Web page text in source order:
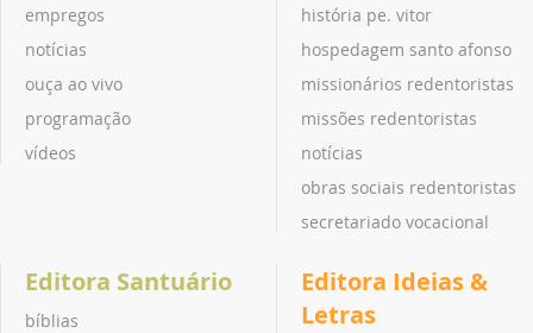
empregos
notícias
ouça ao vivo
programação
vídeos
história pe. vitor
hospedagem santo afonso
missionários redentoristas
missões redentoristas
notícias
obras sociais redentoristas
secretariado vocacional
Editora Santuário
bíblias
Editora Ideias &
Letras